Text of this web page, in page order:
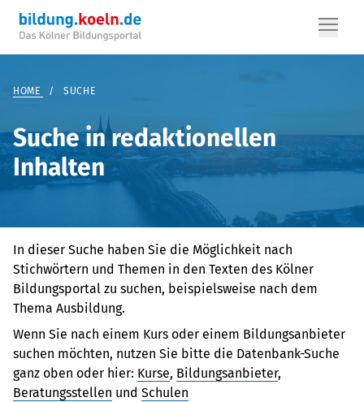
HOME / SUCHE
Suche in redaktionellen
Inhalten
In dieser Suche haben Sie die Möglichkeit nach
Stichwörtern und Themen in den Texten des Kölner
Bildungsportal zu suchen, beispielsweise nach dem
Thema Ausbildung.
Wenn Sie nach einem Kurs oder einem Bildungsanbieter
suchen möchten, nutzen Sie bitte die Datenbank-Suche
ganz oben oder hier: Kurse, Bildungsanbieter,
Beratungsstellen und Schulen